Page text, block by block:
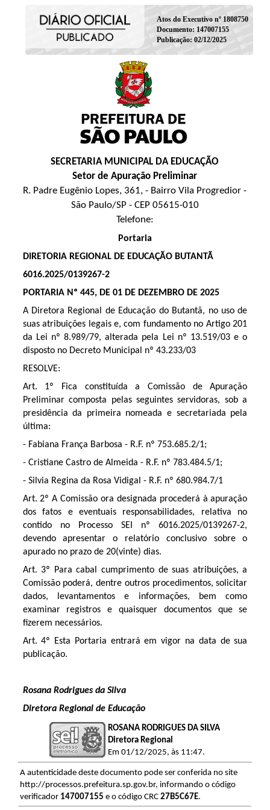
Atos do Executivo nº 1808750
Documento: 147007155
Publicação: 02/12/2025
SECRETARIA MUNICIPAL DA EDUCAÇÃO
Setor de Apuração Preliminar
R. Padre Eugênio Lopes, 361, - Bairro Vila Progredior -
São Paulo/SP - CEP 05615-010
Telefone:
Portaria
DIRETORIA REGIONAL DE EDUCAÇÃO BUTANTÃ
6016.2025/0139267-2
PORTARIA Nº 445, DE 01 DE DEZEMBRO DE 2025
A Diretora Regional de Educação do Butantã, no uso de
suas atribuições legais e, com fundamento no Artigo 201
da Lei nº 8.989/79, alterada pela Lei nº 13.519/03 e o
disposto no Decreto Municipal nº 43.233/03
RESOLVE:
Art. 1º Fica constituída a Comissão de Apuração
Preliminar composta pelas seguintes servidoras, sob a
presidência da primeira nomeada e secretariada pela
última:
- Fabiana França Barbosa - R.F. nº 753.685.2/1;
- Cristiane Castro de Almeida - R.F. nº 783.484.5/1;
- Silvia Regina da Rosa Vidigal - R.F. nº 680.984.7/1
Art. 2º A Comissão ora designada procederá à apuração
dos fatos e eventuais responsabilidades, relativa no
contido no Processo SEI nº 6016.2025/0139267-2,
devendo apresentar o relatório conclusivo sobre o
apurado no prazo de 20(vinte) dias.
Art. 3º Para cabal cumprimento de suas atribuições, a
Comissão poderá, dentre outros procedimentos, solicitar
dados, levantamentos e informações, bem como
examinar registros e quaisquer documentos que se
fizerem necessários.
Art. 4º Esta Portaria entrará em vigor na data de sua
publicação.
Rosana Rodrigues da Silva
Diretora Regional de Educação
ROSANA RODRIGUES DA SILVA
Diretora Regional
Em 01/12/2025, às 11:47.
A autenticidade deste documento pode ser conferida no site
http://processos.prefeitura.sp.gov.br, informando o código
verificador 147007155 e o código CRC 27B5C67E.